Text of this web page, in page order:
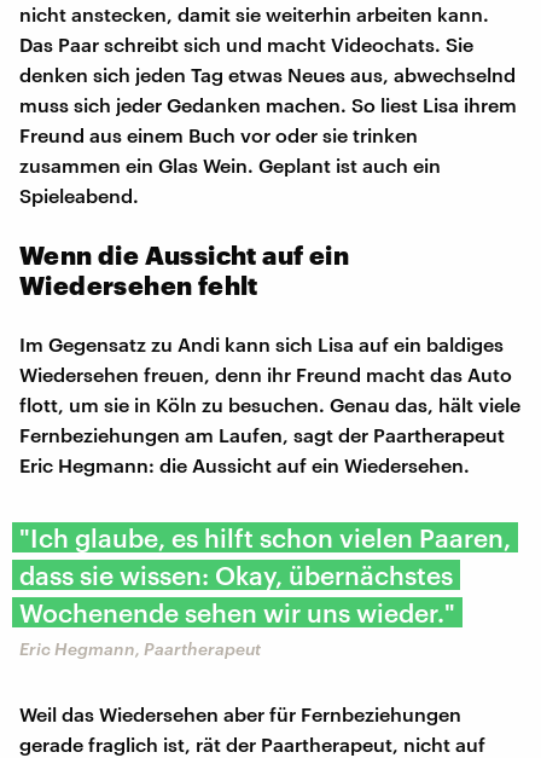
nicht anstecken, damit sie weiterhin arbeiten kann.
Das Paar schreibt sich und macht Videochats. Sie
denken sich jeden Tag etwas Neues aus, abwechselnd
muss sich jeder Gedanken machen. So liest Lisa ihrem
Freund aus einem Buch vor oder sie trinken
zusammen ein Glas Wein. Geplant ist auch ein
Spieleabend.
Wenn die Aussicht auf ein
Wiedersehen fehlt
Im Gegensatz zu Andi kann sich Lisa auf ein baldiges
Wiedersehen freuen, denn ihr Freund macht das Auto
flott, um sie in Köln zu besuchen. Genau das, hält viele
Fernbeziehungen am Laufen, sagt der Paartherapeut
Eric Hegmann: die Aussicht auf ein Wiedersehen.
"Ich glaube, es hilft schon vielen Paaren,
dass sie wissen: Okay, übernächstes
Wochenende sehen wir uns wieder."
Eric Hegmann, Paartherapeut
Weil das Wiedersehen aber für Fernbeziehungen
gerade fraglich ist, rät der Paartherapeut, nicht auf